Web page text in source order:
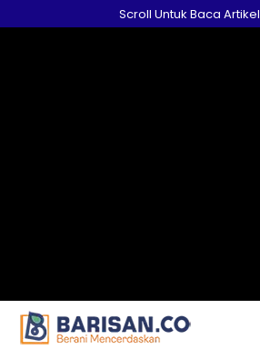
ke
Scroll Untuk Baca Artikel